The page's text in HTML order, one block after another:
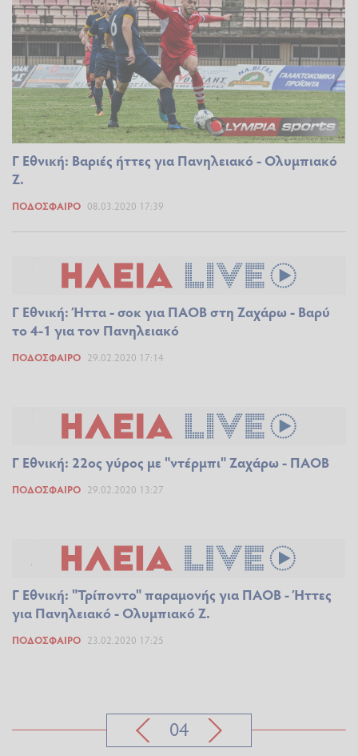
Γ Εθνική: Βαριές ήττες για Πανηλειακό - Ολυμπιακό
Ζ.
ΠΟΔΌΣΦΑΙΡΟ 08.03.2020 17:39
Γ Εθνική: Ήττα - σοκ για ΠΑΟΒ στη Ζαχάρω - Βαρύ
το 4-1 για τον Πανηλειακό
ΠΟΔΌΣΦΑΙΡΟ 29.02.2020 17:14
Γ Εθνική: 22ος γύρος με "ντέρμπι" Ζαχάρω - ΠΑΟΒ
ΠΟΔΌΣΦΑΙΡΟ 29.02.2020 13:27
Γ Εθνική: "Τρίποντο" παραμονής για ΠΑΟΒ - Ήττες
για Πανηλειακό - Ολυμπιακό Ζ.
ΠΟΔΌΣΦΑΙΡΟ 23.02.2020 17:25
04